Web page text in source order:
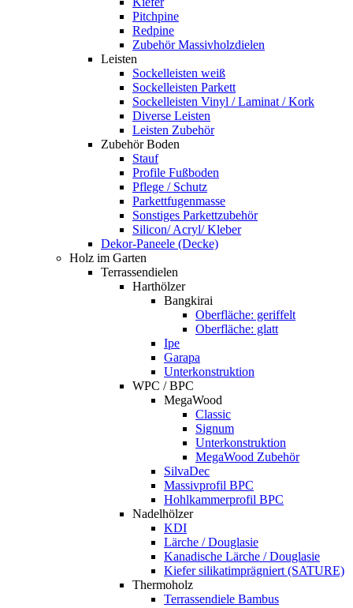
Pitchpine
Redpine
Zubehör Massivholzdielen
Leisten
Sockelleisten weiß
Sockelleisten Parkett
Sockelleisten Vinyl / Laminat / Kork
Diverse Leisten
Leisten Zubehör
Zubehör Boden
Stauf
Profile Fußboden
Pflege / Schutz
Parkettfugenmasse
Sonstiges Parkettzubehör
Silicon/ Acryl/ Kleber
Dekor-Paneele (Decke)
Holz im Garten
Terrassendielen
Harthölzer
Bangkirai
Oberfläche: geriffelt
Oberfläche: glatt
Ipe
Garapa
Unterkonstruktion
WPC / BPC
MegaWood
Classic
Signum
Unterkonstruktion
MegaWood Zubehör
SilvaDec
Massivprofil BPC
Hohlkammerprofil BPC
Nadelhölzer
KDI
Lärche / Douglasie
Kanadische Lärche / Douglasie
Kiefer silikatimprägniert (SATURE)
Thermoholz
Terrassendiele Bambus